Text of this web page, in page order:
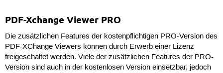
PDF-Xchange Viewer PRO
Die zusätzlichen Features der kostenpflichtigen PRO-Version des
PDF-XChange Viewers können durch Erwerb einer Lizenz
freigeschaltet werden. Viele der zusätzlichen Features der PRO-
Version sind auch in der kostenlosen Version einsetzbar, jedoch